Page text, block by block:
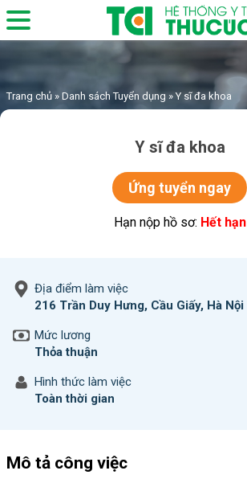
Trang chủ » Danh sách Tuyển dụng » Y sĩ đa khoa
Y sĩ đa khoa
Ứng tuyển ngay
Hạn nộp hồ sơ: Hết hạn
Địa điểm làm việc
216 Trần Duy Hưng, Cầu Giấy, Hà Nội
Mức lương
Thỏa thuận
Hình thức làm việc
Toàn thời gian
Mô tả công việc